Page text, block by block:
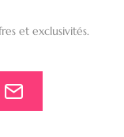
et exclusivités.